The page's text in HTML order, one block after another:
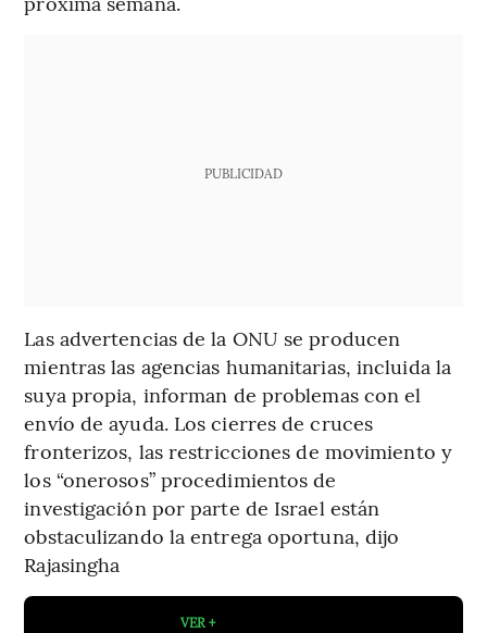
PUBLICIDAD
Las advertencias de la ONU se producen
mientras las agencias humanitarias, incluida la
suya propia, informan de problemas con el
envío de ayuda. Los cierres de cruces
fronterizos, las restricciones de movimiento y
los “onerosos” procedimientos de
investigación por parte de Israel están
obstaculizando la entrega oportuna, dijo
Rajasingha
VER +